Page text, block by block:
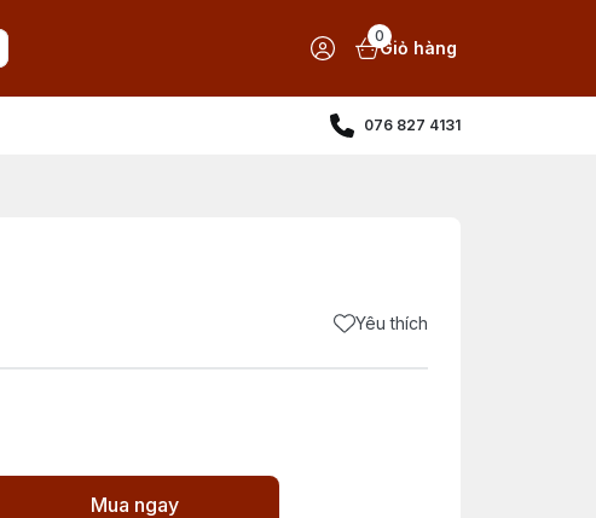
0
Giỏ hàng
076 827 4131
Yêu thích
Mua ngay